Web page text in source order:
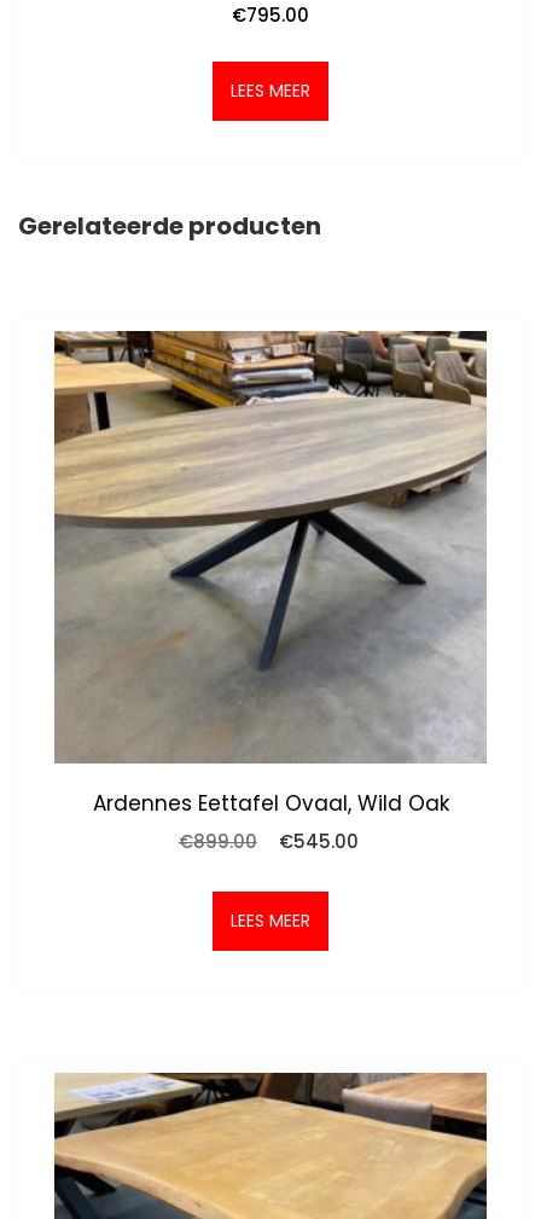
€795.00
LEES MEER
Gerelateerde producten
Ardennes Eettafel Ovaal, Wild Oak
€899.00
Oorspronkelijke
was:
€899.00.
€545.00
LEES MEER